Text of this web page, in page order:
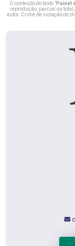
O conteúdo do texto "Painel
reprodução, parcial ou
autor. Crime de violação de